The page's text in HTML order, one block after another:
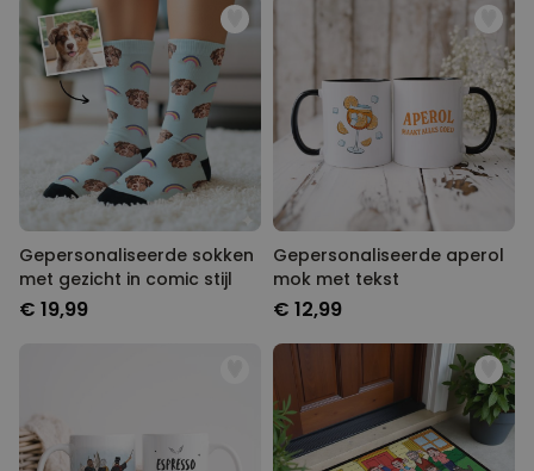
Gepersonaliseerde sokken
met gezicht in comic stijl
€ 19,99
Gepersonaliseerde aperol
mok met tekst
€ 12,99